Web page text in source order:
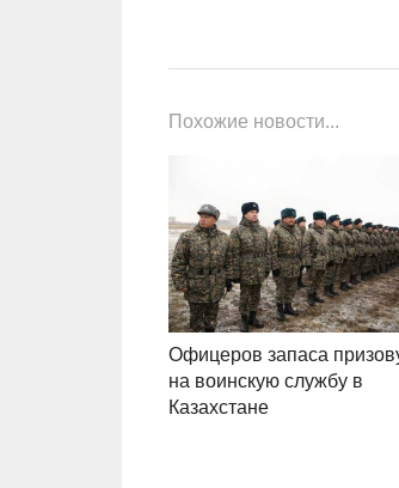
Похожие новости...
Офицеров запаса
на воинскую службу в
Казахстане